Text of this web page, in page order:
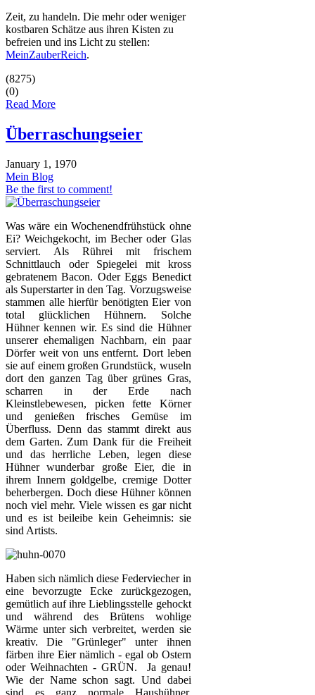
Zeit, zu handeln. Die mehr oder weniger
kostbaren Schätze aus ihren Kisten zu
befreien und ins Licht zu stellen:
MeinZauberReich.
(8275)
(0)
Read More
Überraschungseier
January 1, 1970
Mein Blog
Be the first to comment!
Was wäre ein Wochenendfrühstück ohne
Ei? Weichgekocht, im Becher oder Glas
serviert. Als Rührei mit frischem
Schnittlauch oder Spiegelei mit kross
gebratenem Bacon. Oder Eggs Benedict
als Superstarter in den Tag. Vorzugsweise
stammen alle hierfür benötigten Eier von
total glücklichen Hühnern. Solche
Hühner kennen wir. Es sind die Hühner
unserer ehemaligen Nachbarn, ein paar
Dörfer weit von uns entfernt. Dort leben
sie auf einem großen Grundstück, wuseln
dort den ganzen Tag über grünes Gras,
scharren in der Erde nach
Kleinstlebewesen, picken fette Körner
und genießen frisches Gemüse im
Überfluss. Denn das stammt direkt aus
dem Garten. Zum Dank für die Freiheit
und das herrliche Leben, legen diese
Hühner wunderbar große Eier, die in
ihrem Innern goldgelbe, cremige Dotter
beherbergen. Doch diese Hühner können
noch viel mehr. Viele wissen es gar nicht
und es ist beileibe kein Geheimnis: sie
sind Artists.
Haben sich nämlich diese Federviecher in
eine bevorzugte Ecke zurückgezogen,
gemütlich auf ihre Lieblingsstelle gehockt
und während des Brütens wohlige
Wärme unter sich verbreitet, werden sie
kreativ. Die "Grünleger" unter ihnen
färben ihre Eier nämlich - egal ob Ostern
oder Weihnachten - GRÜN. Ja genau!
Wie der Name schon sagt. Und dabei